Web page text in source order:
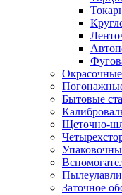
Бытовые
Щеточно-
Заточное